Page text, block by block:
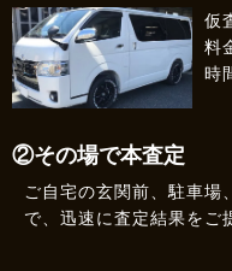
仮
料
時
②その場で本査定
ご自宅の玄関前、駐車場
で、迅速に査定結果をご